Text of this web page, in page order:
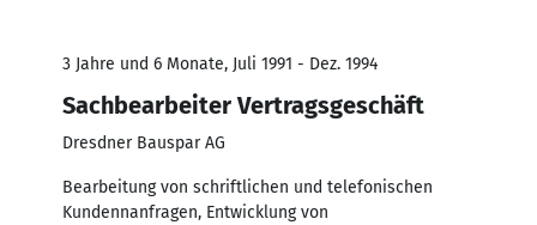
3 Jahre und 6 Monate, Juli 1991 - Dez. 1994
Sachbearbeiter Vertragsgeschäft
Dresdner Bauspar AG
Bearbeitung von schriftlichen und telefonischen
Kundennanfragen, Entwicklung von